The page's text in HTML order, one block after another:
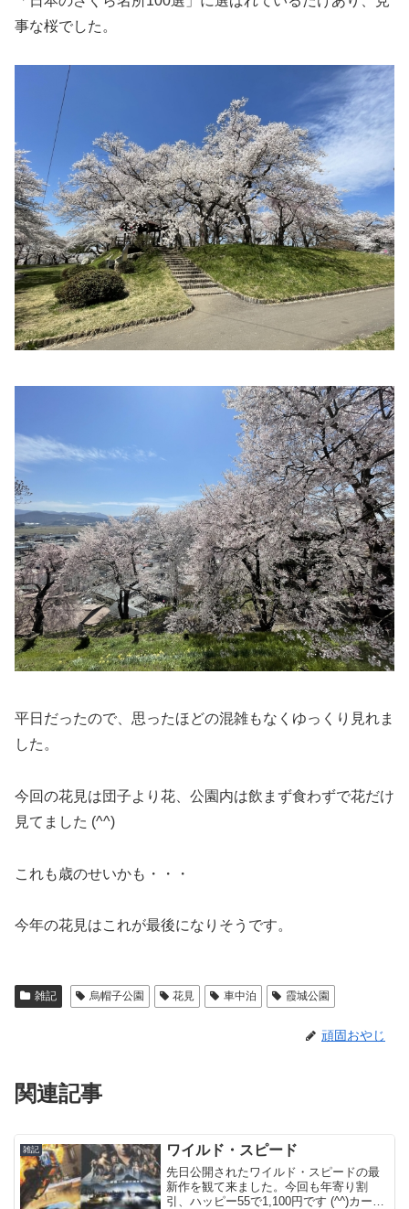
事な桜でした。
平日だったので、思ったほどの混雑もなくゆっくり見れま
した。
今回の花見は団子より花、公園内は飲まず食わずで花だけ
見てました (^^)
これも歳のせいかも・・・
今年の花見はこれが最後になりそうです。
雑記 烏帽子公園 花見 車中泊 霞城公園
頑固おやじ
関連記事
雑記 ワイルド・スピード
先日公開されたワイルド・スピードの最
新作を観て来ました。今回も年寄り割
引、ハッピー55で1,100円です (^^)カーア